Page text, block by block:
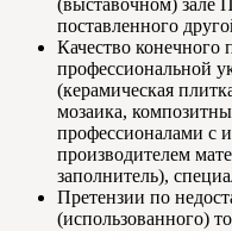
(выставочном) зале
поставленного
Качество конечного
профессиональной
(керамическая
мозаика,
профессионалами с
производителем
заполнитель),
Претензии по
(использованного)